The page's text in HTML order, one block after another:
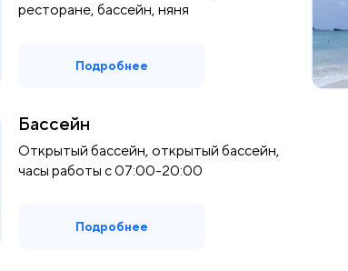
ресторане, бассейн, няня
Подробнее
Бассейн
Открытый бассейн, открытый бассейн,
часы работы с 07:00-20:00
Подробнее